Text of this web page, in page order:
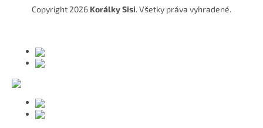
Copyright 2026 Korálky Sisi. Všetky práva vyhradené.